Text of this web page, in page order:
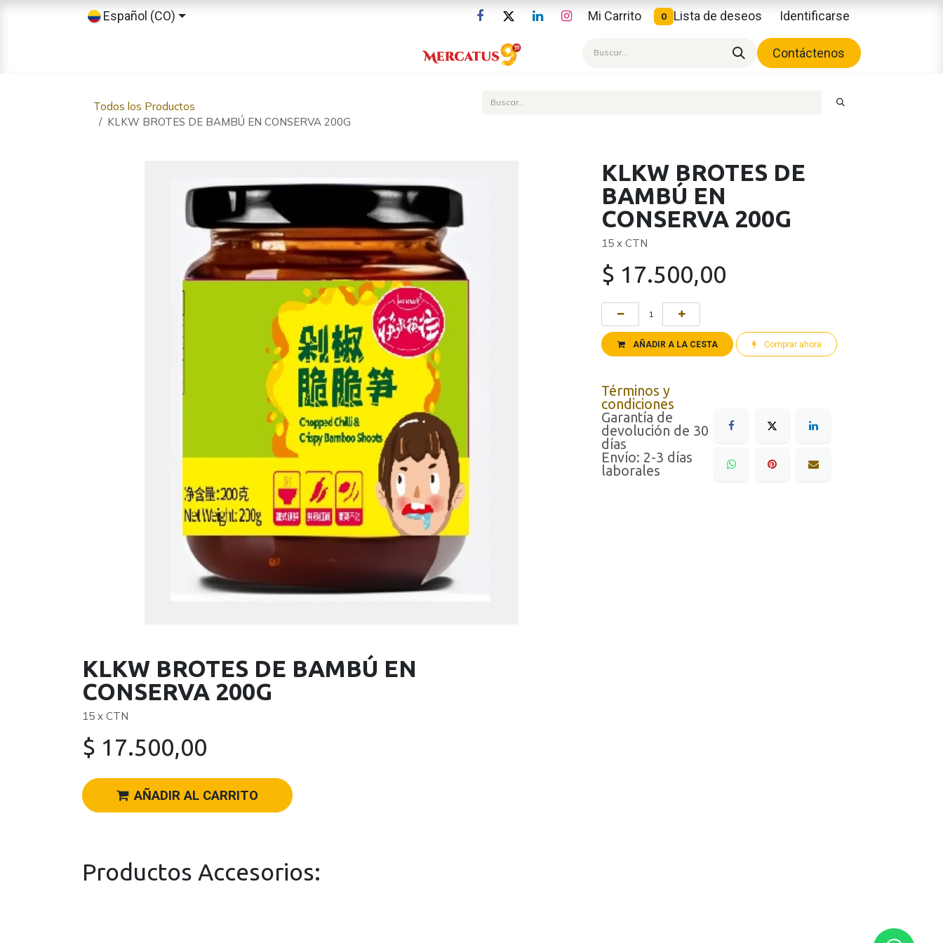
Español (CO) Mi Carrito 0 Lista de deseos Identificarse
Contáctenos
Todos los Productos
KLKW BROTES DE BAMBÚ EN CONSERVA 200G
KLKW BROTES DE
BAMBÚ EN
CONSERVA 200G
15 x CTN
$ 17.500,00
AÑADIR A LA CESTA Comprar ahora
Términos y
condiciones
Garantía de
devolución de 30
días
Envío: 2-3 días
laborales
KLKW BROTES DE BAMBÚ EN
CONSERVA 200G
15 x CTN
$ 17.500,00
AÑADIR AL CARRITO
Productos Accesorios: